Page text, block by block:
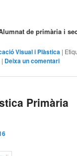
de primària i
Visual i Plàstica |
| Deixa un comentari
Primària